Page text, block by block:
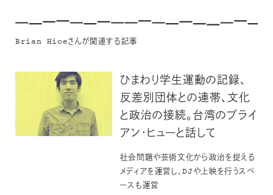
Brian Hioeさんが関連する記事
ひまわり学生運動の記録、
反差別団体との連帯、文化
と政治の接続。台湾のブライ
アン・ヒューと話して
社会問題や芸術文化から政治を捉える
メディアを運営し、DJや上映を行うスペ
ースも運営